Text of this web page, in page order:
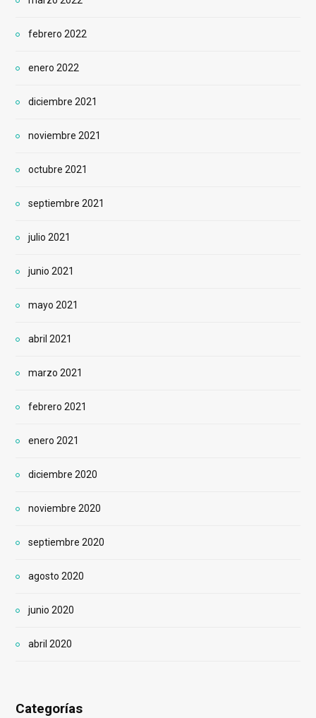
febrero 2022
enero 2022
diciembre 2021
noviembre 2021
octubre 2021
septiembre 2021
julio 2021
junio 2021
mayo 2021
abril 2021
marzo 2021
febrero 2021
enero 2021
diciembre 2020
noviembre 2020
septiembre 2020
agosto 2020
junio 2020
abril 2020
Categorías